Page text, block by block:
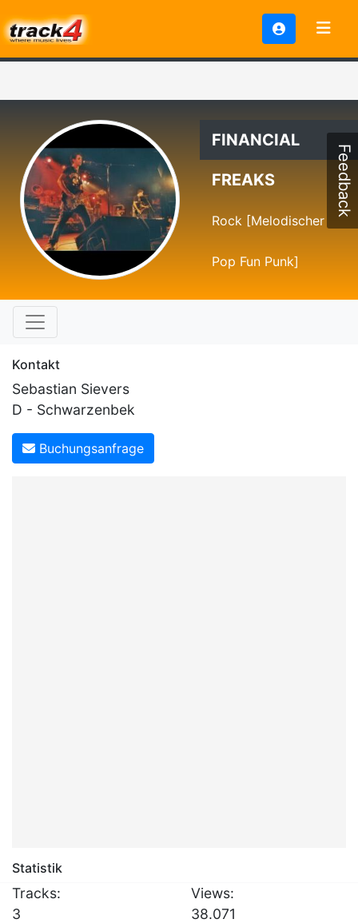
FINANCIAL
FREAKS
Rock [Melodischer
Pop Fun Punk]
Kontakt
Sebastian Sievers
D - Schwarzenbek
Buchungsanfrage
Statistik
Tracks:
3
Views:
38.071
Feedback